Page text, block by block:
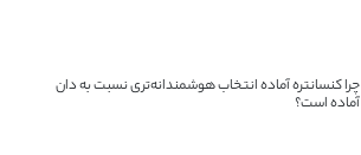
چرا کنسانتره آماده انتخاب هوشمندانه‌تری نسبت به دان
آماده است؟